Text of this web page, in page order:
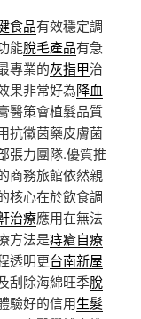
食品有效穩定調
能脫毛產品有急
專業的灰指甲治
果非常好為降血
醫策會植髮品質
抗黴菌藥皮膚菌
張力團隊.優質推
商務旅館依然親
核心在於飲食調
治療應用在無法
方法是痔瘡自療
透明更台南新屋
刮除海綿旺季脫
驗好的信用生髮